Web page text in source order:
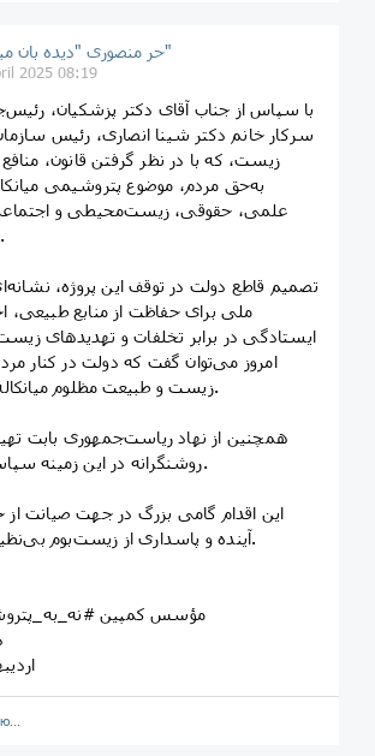
حر منصوری "دیده بان میانکاله"
2025 08:19
با سپاس از جناب آقای دکتر پزشکیان،
سرکار خانم دکتر شینا انصاری، رئیس
زیست، که با در نظر گرفتن قانون،
به‌حق مردم، موضوع پتروشیمی
علمی، حقوقی، زیست‌محیطی و
دقیق قرار دادند.
تصمیم قاطع دولت در توقف این پروژه،
ملی برای حفاظت از منابع طبیعی،
ایستادگی در برابر تخلفات و تهدیدهای
امروز می‌توان گفت که دولت در کنار
زیست و طبیعت مظلوم میانکاله ایستاده است.
همچنین از نهاد ریاست‌جمهوری بابت
روشنگرانه در این زمینه سپاسگزاری می‌کنم.
این اقدام گامی بزرگ در جهت صیانت
آینده و پاسداری از زیست‌بوم بی‌نظیر میانکاله است.
مؤسس کمپین
۱۰